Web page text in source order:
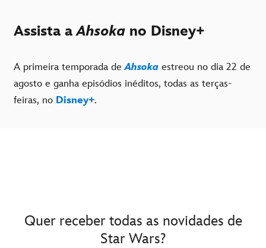
Assista aAhsoka no Disney+
A primeira temporada deAhsoka estreou no dia 22 de
agosto e ganha episódios inéditos, todas as terças-
feiras, no Disney+.
Quer receber todas as novidades de
Star Wars?